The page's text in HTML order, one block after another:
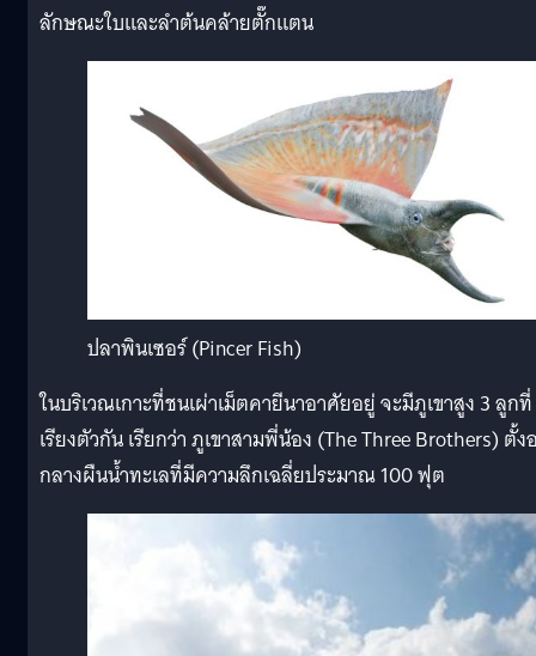
ลักษณะใบและลำต้นคล้ายตั๊กแตน
ปลาพินเซอร์ (Pincer Fish)
ในบริเวณเกาะที่ชนเผ่าเม็ตคายีนาอาศัยอยู่ จะมีภูเขาสูง 3 ลูกที่
เรียงตัวกัน เรียกว่า ภูเขาสามพี่น้อง (The Three Brothers) ตั้ง
กลางผืนน้ำทะเลที่มีความลึกเฉลี่ยประมาณ 100 ฟุต